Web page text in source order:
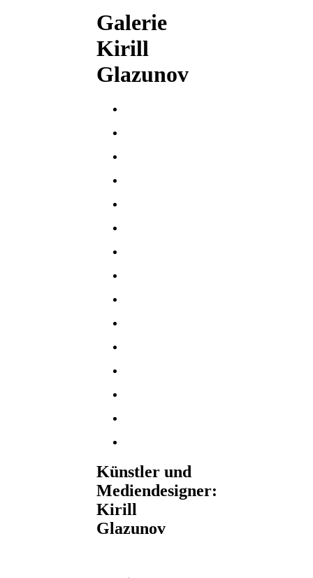
Galerie
Kirill
Glazunov
Künstler und
Mediendesigner:
Kirill
Glazunov